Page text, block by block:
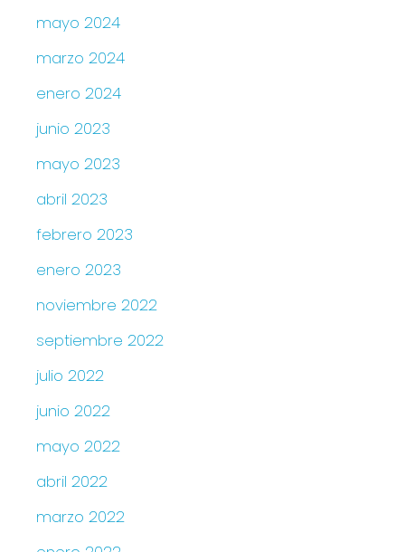
mayo 2024
marzo 2024
enero 2024
junio 2023
mayo 2023
abril 2023
febrero 2023
enero 2023
noviembre 2022
septiembre 2022
julio 2022
junio 2022
mayo 2022
abril 2022
marzo 2022